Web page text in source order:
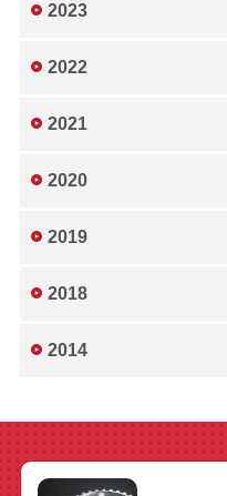
2023
2022
2021
2020
2019
2018
2014